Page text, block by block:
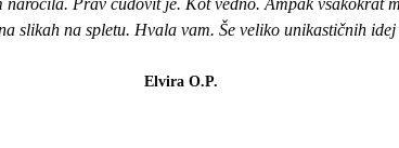
Prav čudovit je. Kot vedno. Ampak vsakokrat
slikah na spletu. Hvala vam. Še veliko unikastičnih
Elvira O.P.